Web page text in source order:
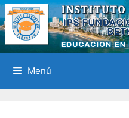
Saltar
al
contenido
Menú